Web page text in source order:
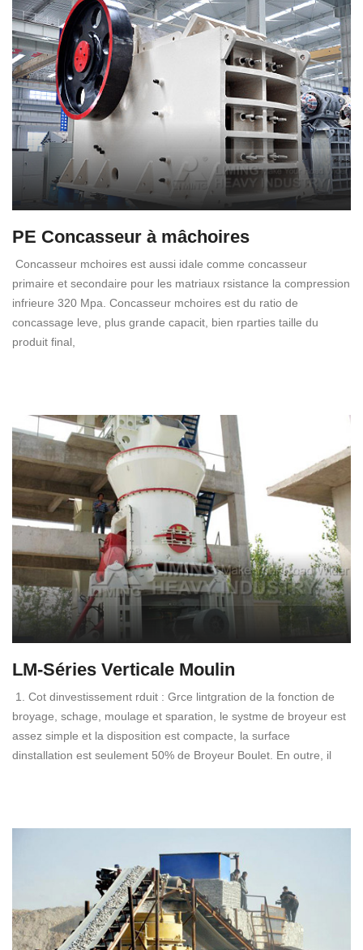
PE Concasseur à mâchoires
Concasseur mchoires est aussi idale comme concasseur
primaire et secondaire pour les matriaux rsistance la compression
infrieure 320 Mpa. Concasseur mchoires est du ratio de
concassage leve, plus grande capacit, bien rparties taille du
produit final,
LM-Séries Verticale Moulin
1. Cot dinvestissement rduit : Grce lintgration de la fonction de
broyage, schage, moulage et sparation, le systme de broyeur est
assez simple et la disposition est compacte, la surface
dinstallation est seulement 50% de Broyeur Boulet. En outre, il